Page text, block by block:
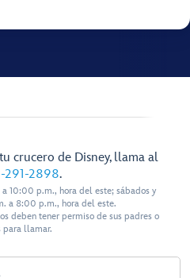
crucero de Disney, llama al
291-2898.
10:00 p.m., hora del este; sábados y
a 8:00 p.m., hora del este.
deben tener permiso de sus padres o
para llamar.